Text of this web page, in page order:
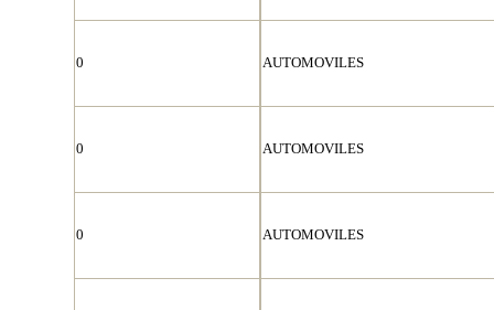
0 AUTOMOVILES
0 AUTOMOVILES
0 AUTOMOVILES